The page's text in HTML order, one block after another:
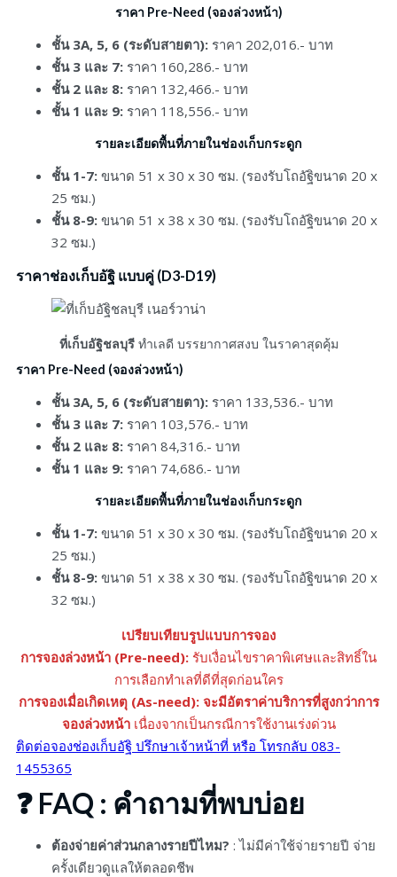
ราคา Pre-Need (จองล่วงหน้า)
ชั้น 3A, 5, 6 (ระดับสายตา): ราคา 202,016.- บาท
ชั้น 3 และ 7: ราคา 160,286.- บาท
ชั้น 2 และ 8: ราคา 132,466.- บาท
ชั้น 1 และ 9: ราคา 118,556.- บาท
รายละเอียดพื้นที่ภายในช่องเก็บกระดูก
ชั้น 1-7: ขนาด 51 x 30 x 30 ซม. (รองรับโถอัฐิขนาด 20 x
25 ซม.)
ชั้น 8-9: ขนาด 51 x 38 x 30 ซม. (รองรับโถอัฐิขนาด 20 x
32 ซม.)
ราคาช่องเก็บอัฐิ แบบคู่ (D3-D19)
ที่เก็บอัฐิชลบุรีทำเลดี บรรยากาศสงบ ในราคาสุดคุ้ม
ราคา Pre-Need (จองล่วงหน้า)
ชั้น 3A, 5, 6 (ระดับสายตา): ราคา 133,536.- บาท
ชั้น 3 และ 7: ราคา 103,576.- บาท
ชั้น 2 และ 8: ราคา 84,316.- บาท
ชั้น 1 และ 9: ราคา 74,686.- บาท
รายละเอียดพื้นที่ภายในช่องเก็บกระดูก
ชั้น 1-7: ขนาด 51 x 30 x 30 ซม. (รองรับโถอัฐิขนาด 20 x
25 ซม.)
ชั้น 8-9: ขนาด 51 x 38 x 30 ซม. (รองรับโถอัฐิขนาด 20 x
32 ซม.)
เปรียบเทียบรูปแบบการจอง
การจองล่วงหน้า (Pre-need): รับเงื่อนไขราคาพิเศษและสิทธิ์ใน
การเลือกทำเลที่ดีที่สุดก่อนใคร
การจองเมื่อเกิดเหตุ (As-need): จะมีอัตราค่าบริการที่สูงกว่าการ
จองล่วงหน้าเนื่องจากเป็นกรณีการใช้งานเร่งด่วน
ติดต่อจองช่องเก็บอัฐิ ปรึกษาเจ้าหน้าที่ หรือ โทรกลับ 083-
1455365
❓ FAQ : คำถามที่พบบ่อย
ต้องจ่ายค่าส่วนกลางรายปีไหม? : ไม่มีค่าใช้จ่ายรายปี จ่าย
ครั้งเดียวดูแลให้ตลอดชีพ